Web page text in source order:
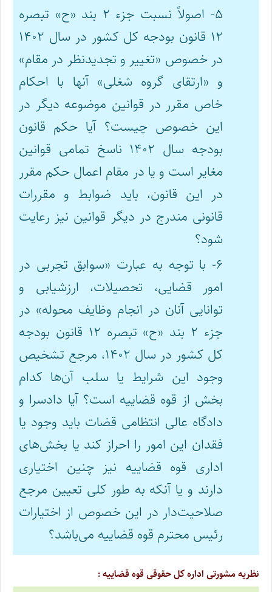
۵- اصولاً نسبت جزء ۲ بند «ح» تبصره
۱۲ قانون بودجه کل کشور در سال ۱۴۰۲
در خصوص «تغییر و تجدیدنظر در مقام»
و «ارتقای گروه شغلی» آنها با احکام
خاص مقرر در قوانین موضوعه دیگر در
این خصوص چیست؟ آیا حکم قانون
بودجه سال ۱۴۰۲ ناسخ تمامی قوانین
مغایر است و یا در مقام اعمال حکم مقرر
در این قانون، باید ضوابط و مقررات
قانونی مندرج در دیگر قوانین نیز رعایت
شود؟
۶- با توجه به عبارت «سوابق تجربی در
امور قضایی، تحصیلات، ارزشیابی و
توانایی آنان در انجام وظایف محوله» در
جزء ۲ بند «ح» تبصره ۱۲ قانون بودجه
کل کشور در سال ۱۴۰۲، مرجع تشخیص
وجود این شرایط یا سلب آن‌ها کدام
بخش از قوه قضاییه است؟ آیا دادسرا و
دادگاه عالی انتظامی قضات باید وجود یا
فقدان این امور را احراز کند یا بخش‌های
اداری قوه قضاییه نیز چنین اختیاری
دارند و یا آنکه به طور کلی تعیین مرجع
صلاحیت‌دار در این خصوص از اختیارات
رئیس محترم قوه قضاییه می‌باشد؟
نظریه مشورتی اداره کل حقوقی قوه قضاییه :